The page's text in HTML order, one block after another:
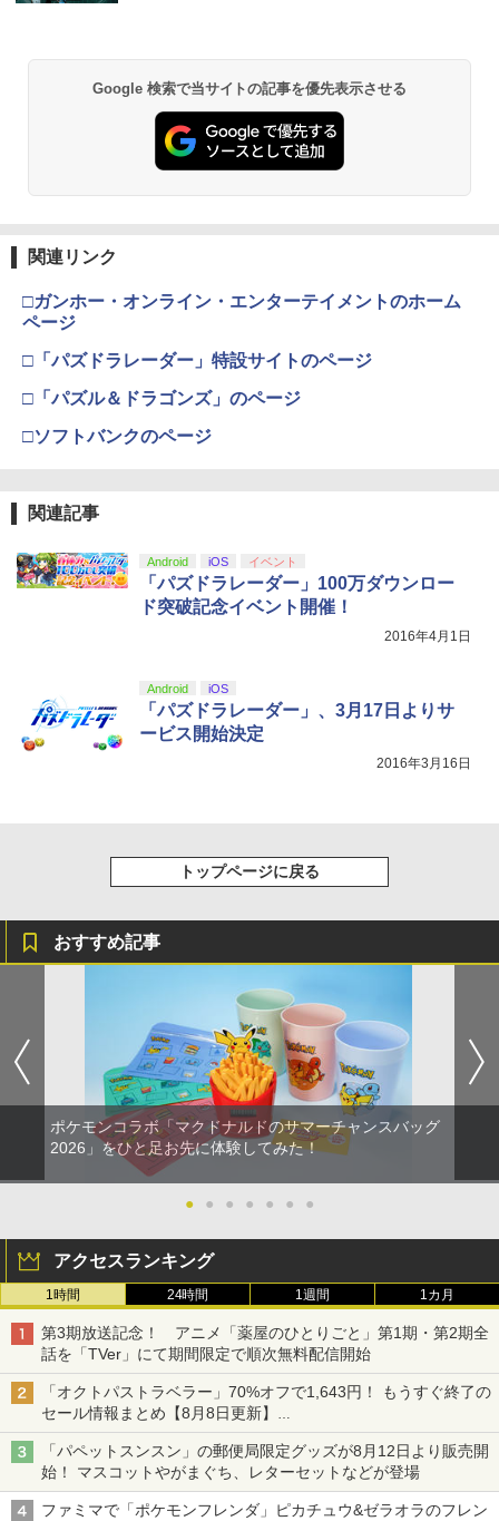
り寄せ]
￥520
4
【中古】ファイアーエムブレムif 白夜王
￥2,820
5
itch スイッチ Lite 充電ドック ケーブル
コントローラー 周辺機器 蓋付き 一括収
納 石こうボードピン 壁面 シンプル 公式
白 黒 10312 10313 YAMAZAKI
勇、猗窩座）】 劇場版「鬼滅の刃」無限
￥7,450
￥7,920
￥7,920
スプラトゥーン レイダース -Switch2
￥6,447
3
￥55,491
4
ニンテンドープリペイド番号 9000円|オ
ンラインコード版
￥5,000
プロダクトコード 封入
3
4
【純正品】DualSense ワイヤレスコン
ZCT2J01)
5
【純正品】DualSense ワイヤレスコン
トローラー(CFI-ZCT2J)
￥10,737
【純正品】Xbox ワイヤレス コントロー
￥7,681
4
【純正品】Xbox 充電式バッテリー + US
￥2,618
5
S5、PS5 Pro、Xbox One、Xbox Serie
s X|S 対応の高精度 H パターン シフター
￥14,141
劇場版「鬼滅の刃」無限城編 第一章 猗
窩座再来 通常版 [DVD]
￥3,523
3
ナル三方背収納ケース付きコレクション)
(オリジナル特典:オリジナル巾着＋メー
り来たる！スタジオ描き下ろしイラスト
ボード付) [Blu-ray]
￥8,698
y』Blu-ray（特装限定版）
￥8,589
Google 検索で当サイトの記事を優先表示させる
関連リンク
□ガンホー・オンライン・エンターテイメントのホーム
ページ
□「パズドラレーダー」特設サイトのページ
□「パズル＆ドラゴンズ」のページ
□ソフトバンクのページ
関連記事
Android iOS イベント
「パズドラレーダー」100万ダウンロー
ド突破記念イベント開催！
2016年4月1日
Android iOS
「パズドラレーダー」、3月17日よりサ
ービス開始決定
2016年3月16日
トップページに戻る
おすすめ記事
ポケモンコラボ「マクドナルドのサマーチャンスバッグ
2026」をひと足お先に体験してみた！
● ● ● ● ● ● ●
アクセスランキング
1時間 24時間 1週間 1カ月
第3期放送記念！ アニメ「薬屋のひとりごと」第1期・第2期全
話を「TVer」にて期間限定で順次無料配信開始
「オクトパストラベラー」70%オフで1,643円！ もうすぐ終了の
セール情報まとめ【8月8日更新】
ニンテンドーeショップでは「大神 絶景版」が67%オフで990円
「パペットスンスン」の郵便局限定グッズが8月12日より販売開
始！ マスコットやがまぐち、レターセットなどが登場
ファミマで「ポケモンフレンダ」ピカチュウ&ゼラオラのフレン